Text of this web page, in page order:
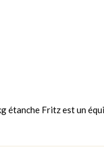
Fritz est un